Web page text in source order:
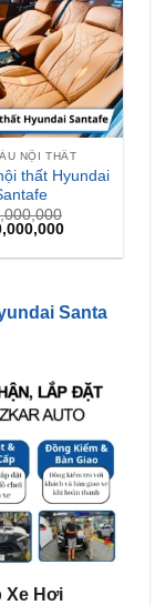
NỘI THẤT
thất Hyundai
Giá
tại
Santa
Xe Hơi